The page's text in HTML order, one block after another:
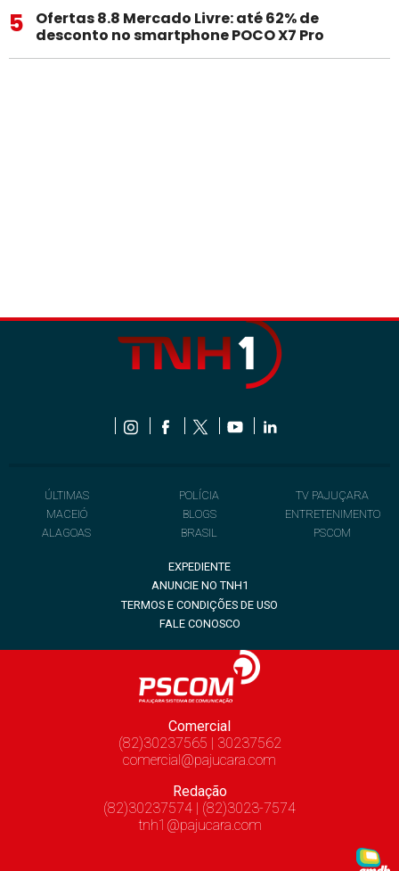
5
Ofertas 8.8 Mercado Livre: até 62% de
desconto no smartphone POCO X7 Pro
ÚLTIMAS
MACEIÓ
ALAGOAS
POLÍCIA
BLOGS
BRASIL
TV PAJUÇARA
ENTRETENIMENTO
PSCOM
EXPEDIENTE
ANUNCIE NO TNH1
TERMOS E CONDIÇÕES DE USO
FALE CONOSCO
Comercial
(82)30237565 | 30237562
comercial@pajucara.com
Redação
(82)30237574 | (82)3023-7574
tnh1@pajucara.com